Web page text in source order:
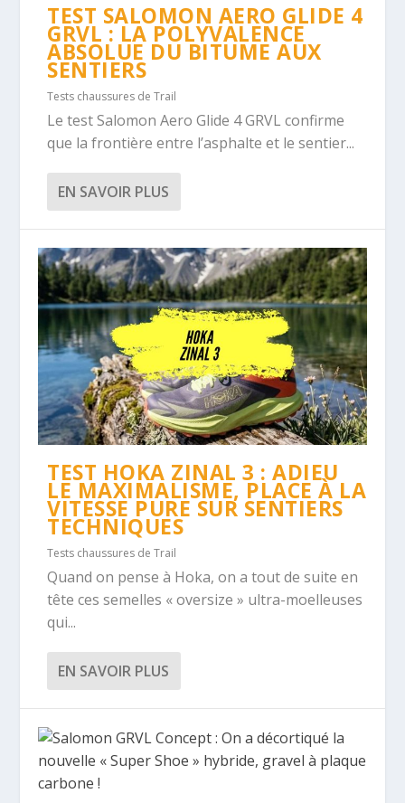
TEST SALOMON AERO GLIDE 4
GRVL : LA POLYVALENCE
ABSOLUE DU BITUME AUX
SENTIERS
Tests chaussures de Trail
Le test Salomon Aero Glide 4 GRVL confirme
que la frontière entre l’asphalte et le sentier...
EN SAVOIR PLUS
TEST HOKA ZINAL 3 : ADIEU
LE MAXIMALISME, PLACE À LA
VITESSE PURE SUR SENTIERS
TECHNIQUES
Tests chaussures de Trail
Quand on pense à Hoka, on a tout de suite en
tête ces semelles « oversize » ultra-moelleuses
qui...
EN SAVOIR PLUS